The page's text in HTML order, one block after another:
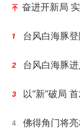
奋进开新局
1 台风白海豚
2 台风白海豚
3
4 佛得角门将